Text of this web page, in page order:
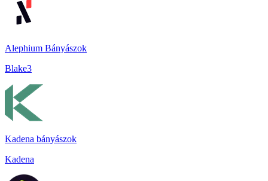
Alephium Bányászok
Blake3
Kadena bányászok
Kadena